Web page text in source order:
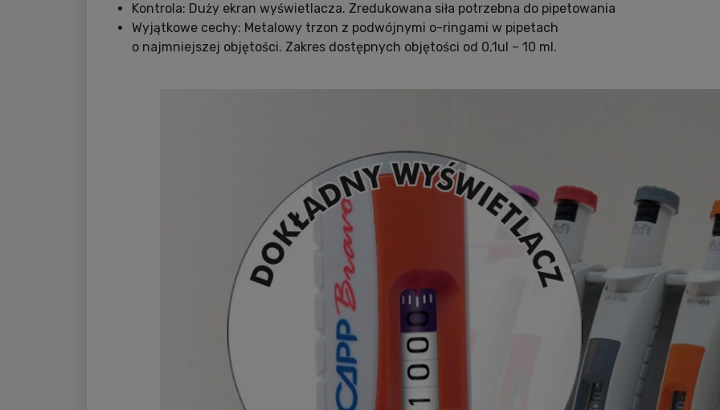
Kontrola: Duży ekran wyświetlacza. Zredukowana siła potrzebna do pipetowania
Wyjątkowe cechy: Metalowy trzon z podwójnymi o-ringami w pipetach
o najmniejszej objętości. Zakres dostępnych objętości od 0,1ul – 10 ml.